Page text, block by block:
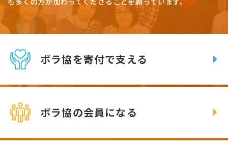
ボラ協を寄付で支える
ボラ協の会員になる